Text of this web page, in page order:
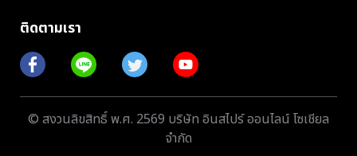
ติดตามเรา
© สงวนลิขสิทธิ์ พ.ศ. 2569 บริษัท อินสไปร์ ออนไลน์ โซเชียล
จำกัด